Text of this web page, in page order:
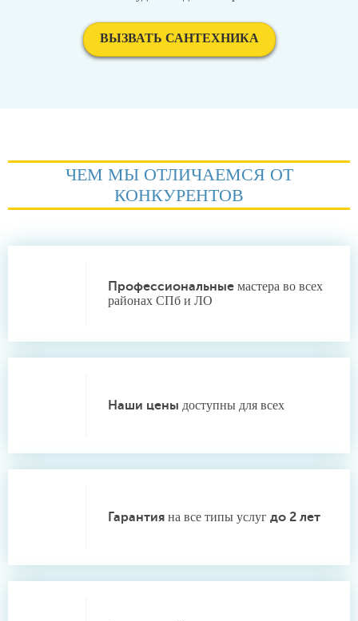
ВЫЗВАТЬ САНТЕХНИКА
ЧЕМ МЫ ОТЛИЧАЕМСЯ ОТ
КОНКУРЕНТОВ
Профессиональные мастера во всех
районах СПб и ЛО
Наши цены доступны для всех
Гарантия на все типы услуг до 2 лет